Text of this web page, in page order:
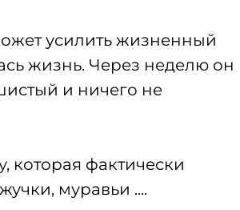
усилить жизненный
жизнь. Через неделю он
и ничего не
которая фактически
муравьи ....